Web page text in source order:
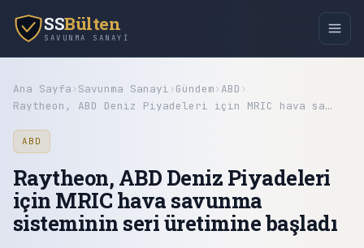
SSBülten
SAVUNMA SANAYI
Ana Sayfa› Savunma Sanayi› Gündem› ABD ›
Raytheon, ABD Deniz Piyadeleri için MRIC hava sa…
ABD
Raytheon, ABD Deniz Piyadeleri
için MRIC hava savunma
sisteminin seri üretimine başladı